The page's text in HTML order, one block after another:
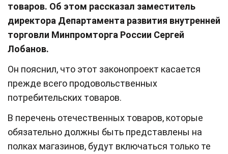
товаров. Об этом рассказал заместитель
директора Департамента развития внутренней
торговли Минпромторга России Сергей
Лобанов.
Он пояснил, что этот законопроект касается
прежде всего продовольственных
потребительских товаров.
В перечень отечественных товаров, которые
обязательно должны быть представлены на
полках магазинов, будут включаться только те